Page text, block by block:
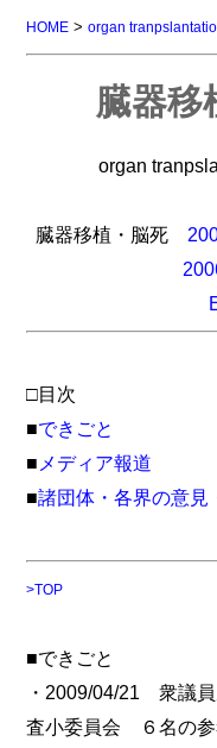
HOME >organ
臓器移
organ
臓器移植・脳死
□目次
■できごと
■ メディア報道
■諸団体・各界の意見
>TOP
■できごと
・2009/04/21 衆議
査小委員会 ６名の参